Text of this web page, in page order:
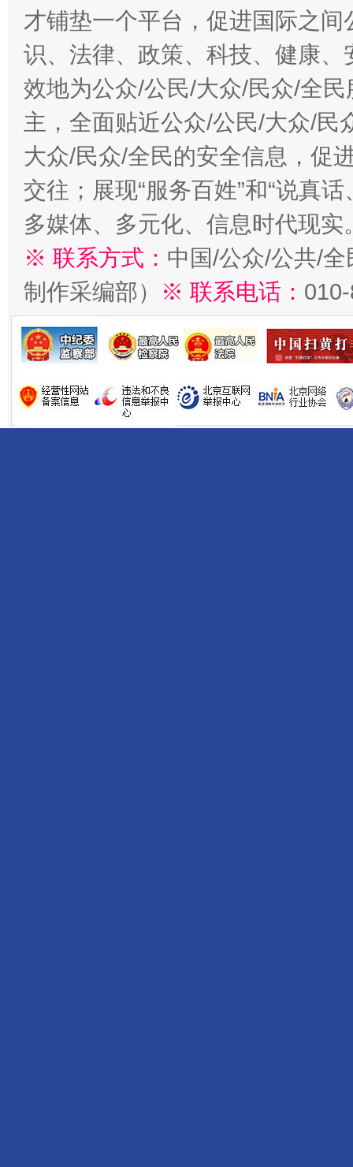
才铺垫一个平台，促进国际之
识、法律、政策、科技、健康
效地为公众/公民/大众/民众/全
主，全面贴近公众/公民/大众/民
大众/民众/全民的安全信息，促
交往；展现“服务百姓”和“说真
多媒体、多元化、信息时代现实
※ 联系方式： 中国/公众/公共/
制作采编部）
※ 联系电话：